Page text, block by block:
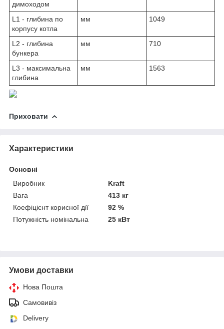
димоходом
L1 - глибина по
корпусу котла
мм 1049
L2 - глибина
бункера
мм 710
L3 - максимальна
глибина
мм 1563
Приховати
Характеристики
Основні
Виробник
Kraft
Вага
413 кг
Коефіцієнт корисної дії
92 %
Потужність номінальна
25 кВт
Умови доставки
Нова Пошта
Самовивіз
Delivery